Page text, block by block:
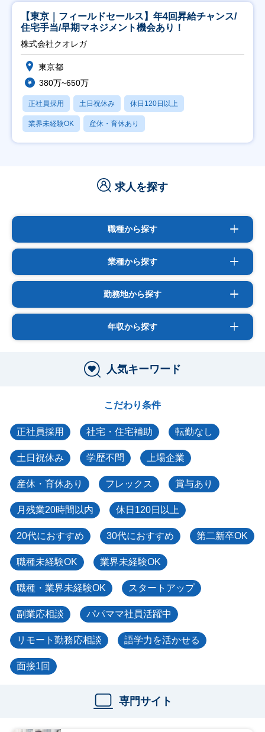
【東京｜フィールドセールス】年4回昇給チャンス/
住宅手当/早期マネジメント機会あり！
株式会社クオレガ
東京都
380万~650万
正社員採用 土日祝休み 休日120日以上
業界未経験OK 産休・育休あり
求人を探す
職種から探す
業種から探す
勤務地から探す
年収から探す
人気キーワード
こだわり条件
正社員採用 社宅・住宅補助 転勤なし
土日祝休み 学歴不問 上場企業
産休・育休あり フレックス 賞与あり
月残業20時間以内 休日120日以上
20代におすすめ 30代におすすめ 第二新卒OK
職種未経験OK 業界未経験OK
職種・業界未経験OK スタートアップ
副業応相談 パパママ社員活躍中
リモート勤務応相談 語学力を活かせる
面接1回
専門サイト